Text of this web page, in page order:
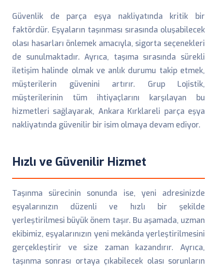
Güvenlik de parça eşya nakliyatında kritik bir
faktördür. Eşyaların taşınması sırasında oluşabilecek
olası hasarları önlemek amacıyla, sigorta seçenekleri
de sunulmaktadır. Ayrıca, taşıma sırasında sürekli
iletişim halinde olmak ve anlık durumu takip etmek,
müşterilerin güvenini artırır. Grup Lojistik,
müşterilerinin tüm ihtiyaçlarını karşılayan bu
hizmetleri sağlayarak, Ankara Kırklareli parça eşya
nakliyatında güvenilir bir isim olmaya devam ediyor.
Hızlı ve Güvenilir Hizmet
Taşınma sürecinin sonunda ise, yeni adresinizde
eşyalarınızın düzenli ve hızlı bir şekilde
yerleştirilmesi büyük önem taşır. Bu aşamada, uzman
ekibimiz, eşyalarınızın yeni mekânda yerleştirilmesini
gerçekleştirir ve size zaman kazandırır. Ayrıca,
taşınma sonrası ortaya çıkabilecek olası sorunların